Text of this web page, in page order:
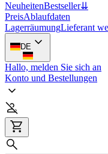
NeuheitenBestseller⇊
PreisAblaufdaten
LagerräumungLieferant
DE
Hallo, melden Sie sich an
Konto und Bestellungen